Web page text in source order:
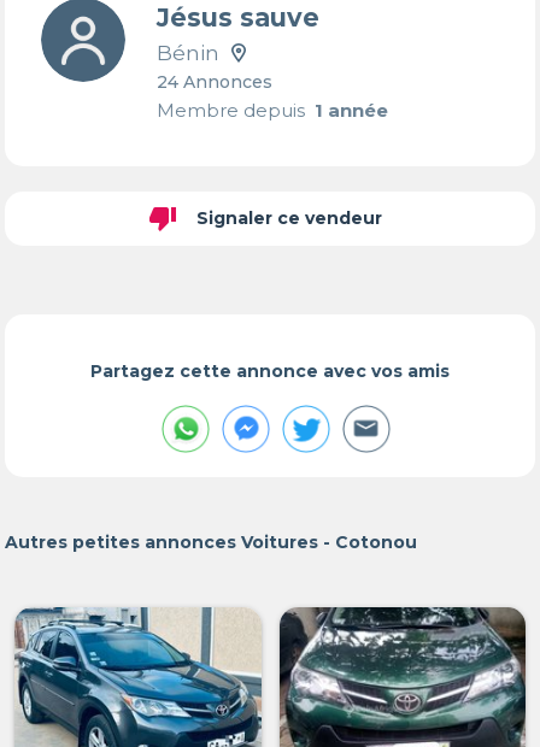
Jésus sauve
Bénin
24 Annonces
Membre depuis1 année
thumb_down Signaler ce vendeur
Partagez cette annonce avec vos amis
Autres petites annonces Voitures - Cotonou